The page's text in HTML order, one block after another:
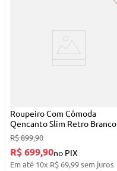
Roupeiro Com Cômoda
Qencanto Slim Retro Branco
Acetinado Com Freijó Qmovi
R$899,90
R$ 699,90no PIX
Em até 10x R$ 69,99sem juros